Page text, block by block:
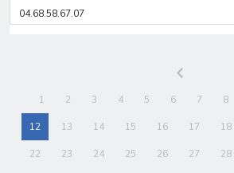
04.68.58.67.07
1 2 3 4 5 6 7 8
12 13 14 15 16 17 18
22 23 24 25 26 27 28